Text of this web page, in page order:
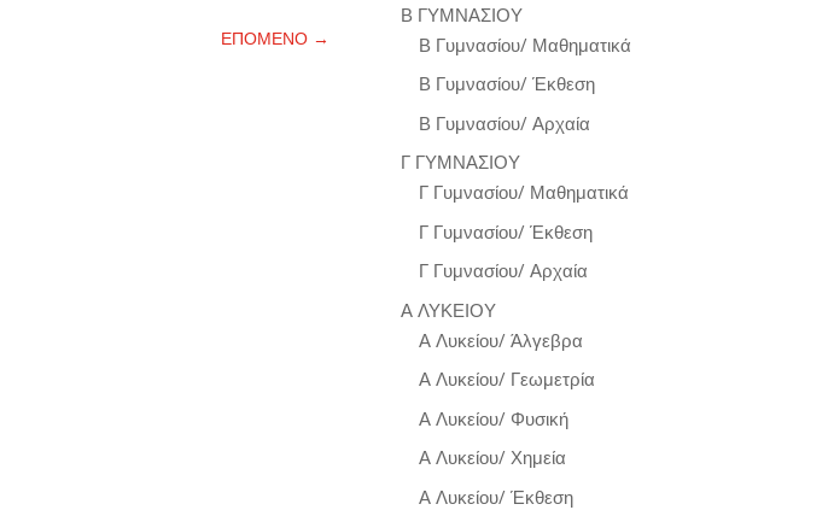
ΕΠΟΜΕΝΟ →
Β ΓΥΜΝΑΣΙΟΥ
Β Γυμνασίου/ Μαθηματικά
Β Γυμνασίου/ Έκθεση
Β Γυμνασίου/ Αρχαία
Γ ΓΥΜΝΑΣΙΟΥ
Γ Γυμνασίου/ Μαθηματικά
Γ Γυμνασίου/ Έκθεση
Γ Γυμνασίου/ Αρχαία
Α ΛΥΚΕΙΟΥ
Α Λυκείου/ Άλγεβρα
Α Λυκείου/ Γεωμετρία
Α Λυκείου/ Φυσική
Α Λυκείου/ Χημεία
Α Λυκείου/ Έκθεση